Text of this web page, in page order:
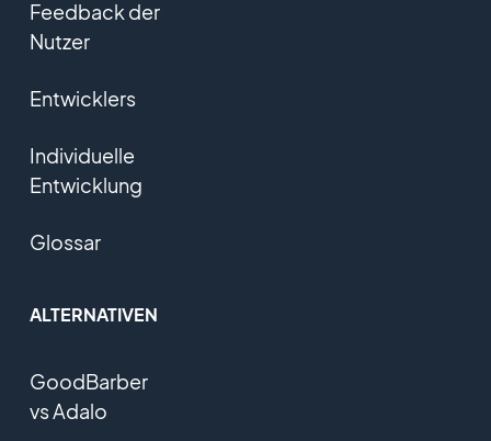
Feedback der
Nutzer
Entwicklers
Individuelle
Entwicklung
Glossar
ALTERNATIVEN
GoodBarber
vs Adalo